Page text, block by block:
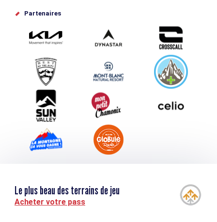
Offices de tourisme
Proposez votre évènement
Service groupes et séminaires
Téléchargements
Tourisme et handicap
Partenaires
Le plus beau des terrains de jeu
Acheter votre pass